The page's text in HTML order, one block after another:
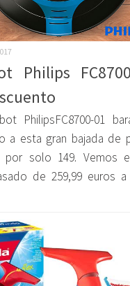
Philips
PhilipsFC8700-01
a esta gran bajada de
por solo 149. Vemos
de 259,99 euros